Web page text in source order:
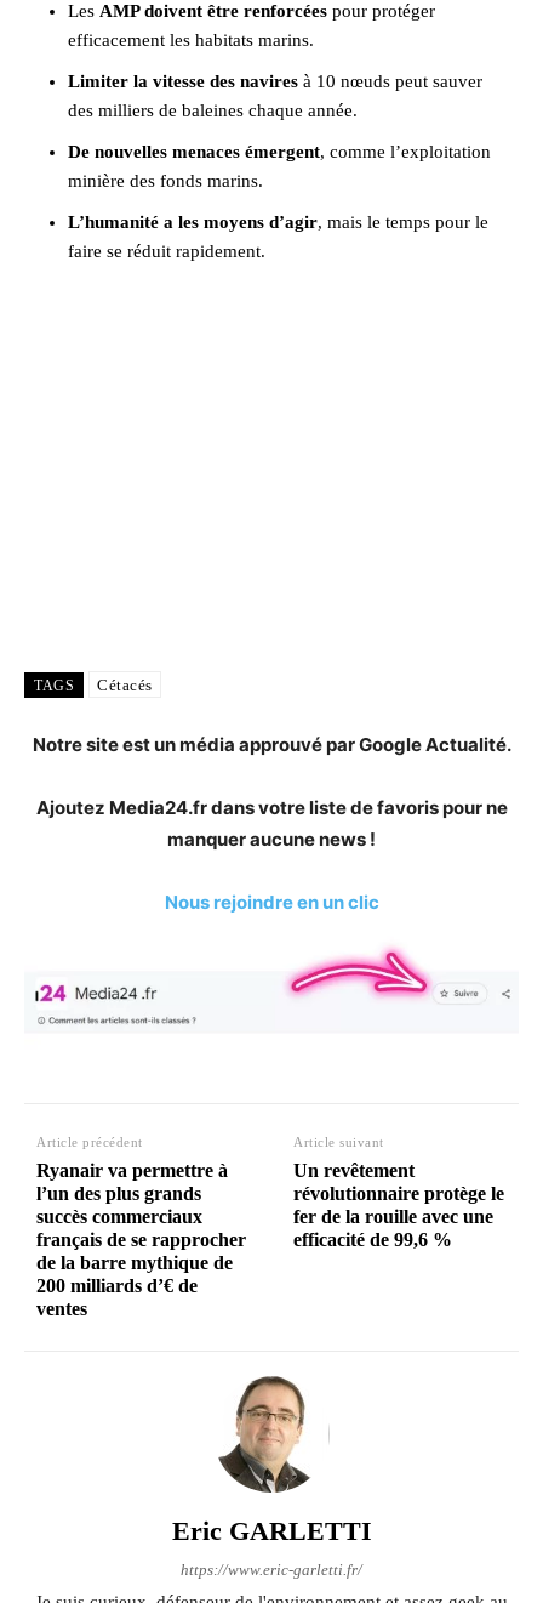
Les AMP doivent être renforcées pour protéger
efficacement les habitats marins.
Limiter la vitesse des navires à 10 nœuds peut sauver
des milliers de baleines chaque année.
De nouvelles menaces émergent, comme l’exploitation
minière des fonds marins.
L’humanité a les moyens d’agir, mais le temps pour le
faire se réduit rapidement.
TAGS Cétacés
Notre site est un média approuvé par Google Actualité.
Ajoutez Media24.fr dans votre liste de favoris pour ne
manquer aucune news !
Nous rejoindre en un clic
Article précédent
Ryanair va permettre à
l’un des plus grands
succès commerciaux
français de se rapprocher
de la barre mythique de
200 milliards d’€ de
ventes
Article suivant
Un revêtement
révolutionnaire protège le
fer de la rouille avec une
efficacité de 99,6 %
Eric GARLETTI
https://www.eric-garletti.fr/